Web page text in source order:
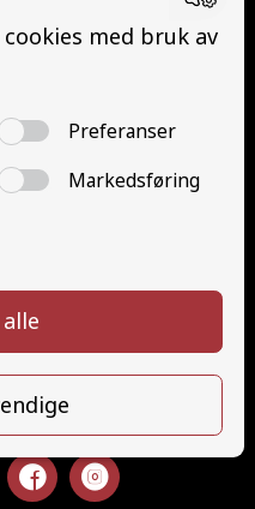
52 70 87 90
post@haugaland-as.no
Følg oss